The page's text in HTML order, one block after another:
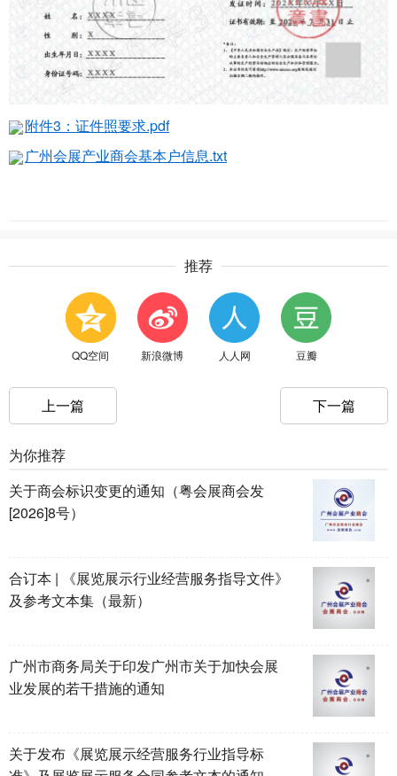
附件3：证件照要求.pdf
广州会展产业商会基本户信息.txt
推荐
QQ空间 新浪微博 人人网 豆瓣
上一篇 下一篇
为你推荐
关于商会标识变更的通知（粤会展商会发
[2026]8号）
合订本 | 《展览展示行业经营服务指导文件》
及参考文本集（最新）
广州市商务局关于印发广州市关于加快会展
业发展的若干措施的通知
关于发布《展览展示经营服务行业指导标